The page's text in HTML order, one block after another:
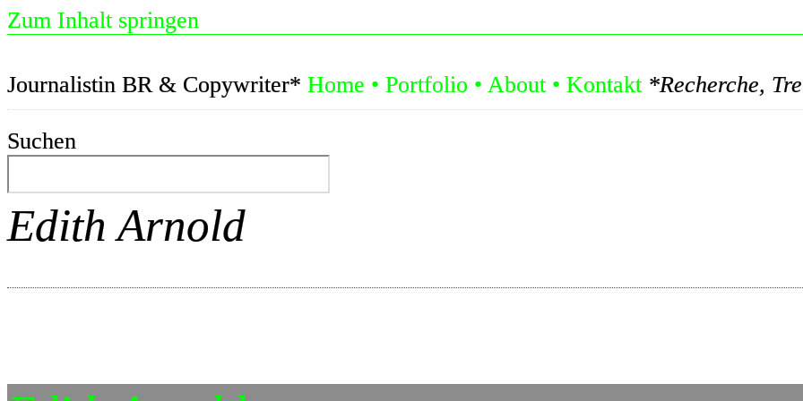
Zum Inhalt springen
Journalistin BR & Copywriter* Home • Portfolio • About • Kontakt *Recherche, Trends, Konzepte: Let's
Suchen
Edith Arnold